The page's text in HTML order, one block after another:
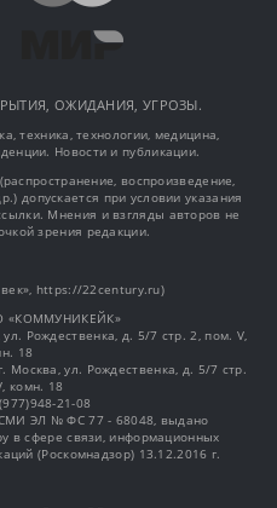
ОЖИДАНИЯ, УГРОЗЫ.
техника, технологии, медицина,
Новости и публикации.
воспроизведение,
допускается при условии указания
Мнения и взгляды авторов не
зрения редакции.
век», https://22century.ru)
«КОММУНИКЕЙК»
Рождественка, д. 5/7 стр. 2, пом. V,
18
Москва, ул. Рождественка, д. 5/7 стр.
комн. 18
21-08
СМИ ЭЛ № ФС 77 - 68048, выдано
в сфере связи, информационных
(Роскомнадзор) 13.12.2016 г.